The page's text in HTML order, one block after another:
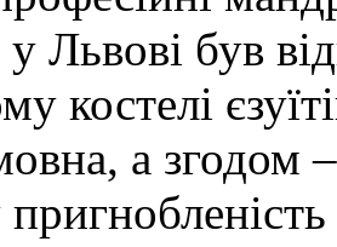
Львові був
костелі
а згодом